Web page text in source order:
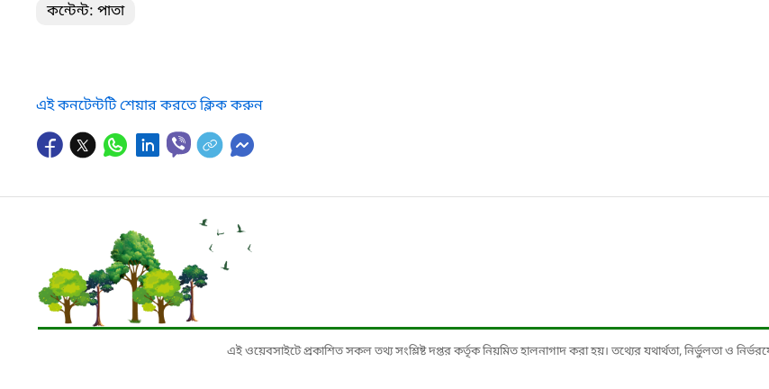
কন্টেন্ট: পাতা
এই কনটেন্টটি শেয়ার করতে ক্লিক করুন
এই ওয়েবসাইটে প্রকাশিত সকল তথ্য সংশ্লিষ্ট দপ্তর কর্তৃক নিয়মিত হালনাগাদ করা হয়। তথ্যের যথার্থতা, নির্ভুলতা ও